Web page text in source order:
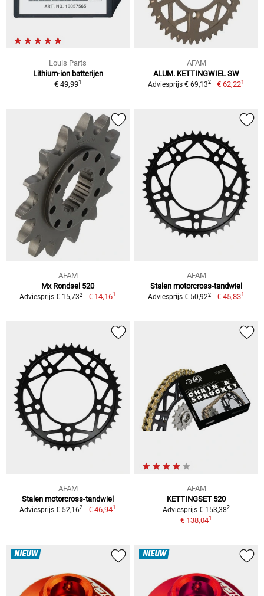
Louis Parts
Lithium-ion batterijen
€ 49,991
AFAM
ALUM. KETTINGWIEL SW
Adviesprijs € 69,132 € 62,221
AFAM
Mx Rondsel 520
Adviesprijs € 15,732 € 14,161
AFAM
Stalen motorcross-tandwiel
Adviesprijs € 50,922 € 45,831
AFAM
Stalen motorcross-tandwiel
Adviesprijs € 52,162 € 46,941
AFAM
KETTINGSET 520
Adviesprijs € 153,382
€ 138,041
NIEUW NIEUW